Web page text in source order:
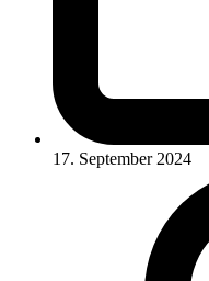
17. September 2024